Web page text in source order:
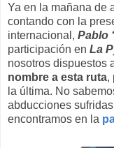
Ya en la mañana de
contando con la
internacional, Pablo
participación en La
nosotros dispuestos
nombre a esta ruta,
la última. No
abducciones
encontramos en la